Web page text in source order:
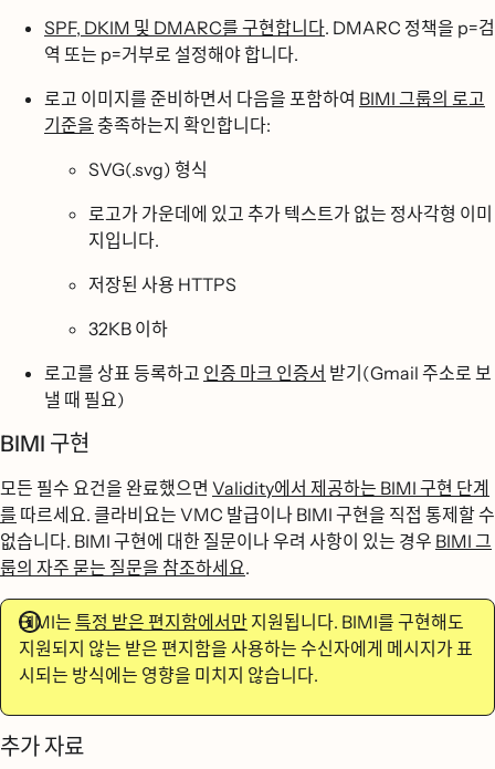
SPF, DKIM 및 DMARC를 구현합니다. DMARC 정책을 p=검
역 또는 p=거부로 설정해야 합니다.
로고 이미지를 준비하면서 다음을 포함하여 BIMI 그룹의 로고
기준을 충족하는지 확인합니다:
SVG(.svg) 형식
로고가 가운데에 있고 추가 텍스트가 없는 정사각형 이미
지입니다.
저장된 사용 HTTPS
32KB 이하
로고를 상표 등록하고 인증 마크 인증서 받기(Gmail 주소로 보
낼 때 필요)
BIMI 구현
모든 필수 요건을 완료했으면 Validity에서 제공하는 BIMI 구현 단계
를 따르세요. 클라비요는 VMC 발급이나 BIMI 구현을 직접 통제할 수
없습니다. BIMI 구현에 대한 질문이나 우려 사항이 있는 경우 BIMI 그
룹의 자주 묻는 질문을 참조하세요.
BIMI는 특정 받은 편지함에서만 지원됩니다. BIMI를 구현해도
지원되지 않는 받은 편지함을 사용하는 수신자에게 메시지가 표
시되는 방식에는 영향을 미치지 않습니다.
추가 자료